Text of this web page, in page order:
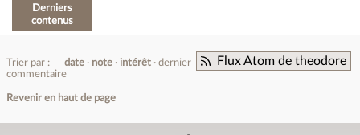
Derniers
contenus
Flux Atom de theodore
Trier par : date note intérêt
dernier
commentaire
Revenir en haut de page